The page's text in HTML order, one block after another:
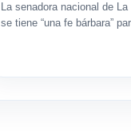
La senadora nacional de
se tiene “una fe bárbara”